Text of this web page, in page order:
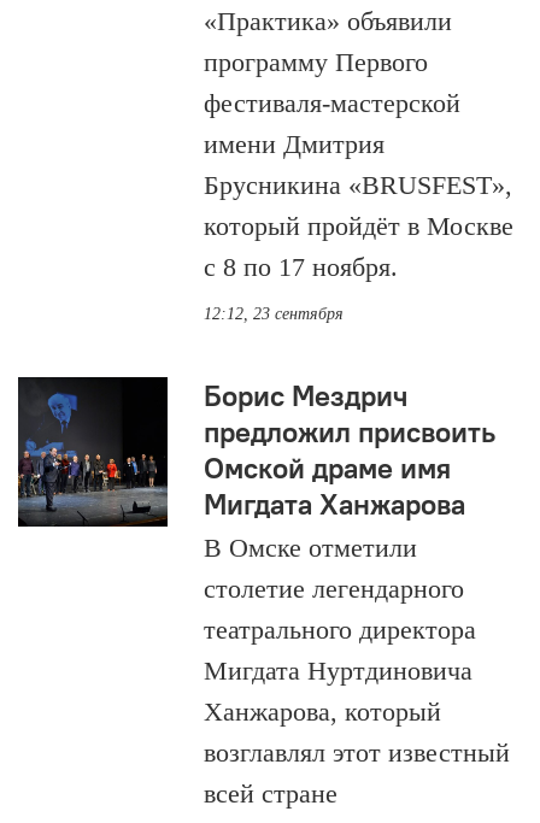
«Практика» объявили
программу Первого
фестиваля-мастерской
имени Дмитрия
Брусникина «BRUSFEST»,
который пройдёт в Москве
с 8 по 17 ноября.
12:12, 23 сентября
Борис Мездрич
предложил присвоить
Омской драме имя
Мигдата Ханжарова
В Омске отметили
столетие легендарного
театрального директора
Мигдата Нуртдиновича
Ханжарова, который
возглавлял этот известный
всей стране